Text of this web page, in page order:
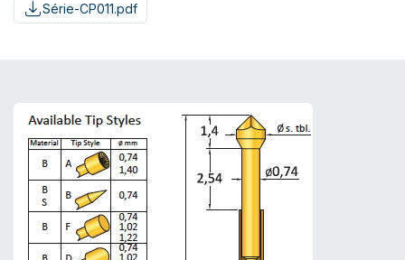
Série-CP011.pdf